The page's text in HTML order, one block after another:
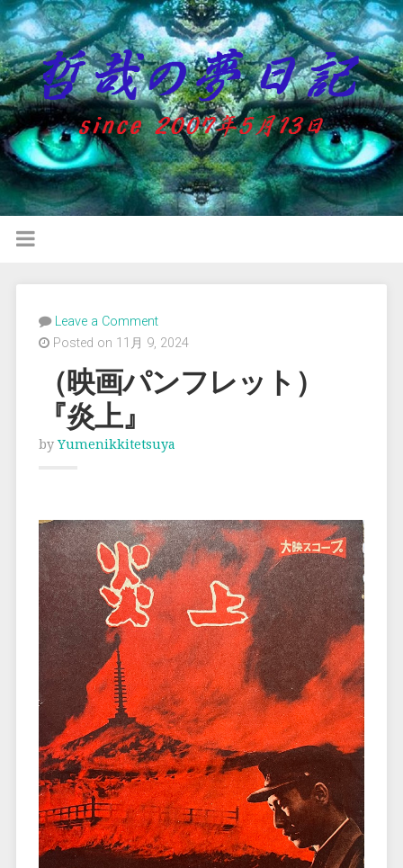
Leave a Comment
Posted on 11月 9, 2024
（映画パンフレット）
『炎上』
byYumenikkitetsuya